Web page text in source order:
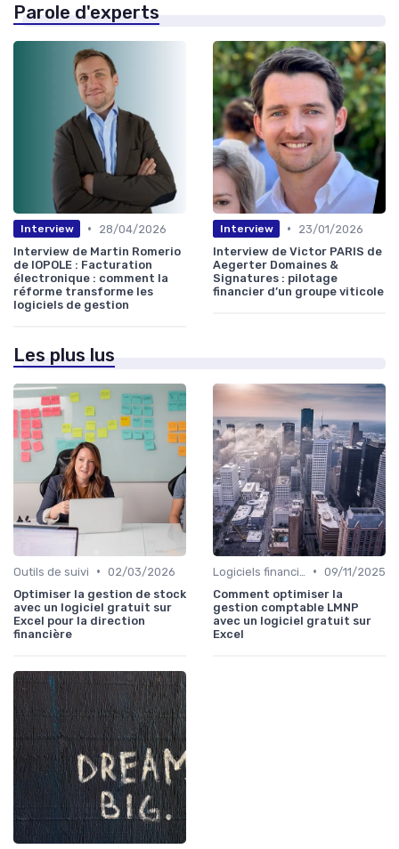
Parole d'experts
Interview •
28/04/2026
Interview de Martin Romerio
de IOPOLE : Facturation
électronique : comment la
réforme transforme les
logiciels de gestion
Interview •
23/01/2026
Interview de Victor PARIS de
Aegerter Domaines &
Signatures : pilotage
financier d’un groupe viticole
Les plus lus
Outils de suivi • 02/03/2026
Optimiser la gestion de stock
avec un logiciel gratuit sur
Excel pour la direction
financière
• 09/11/2025
Comment optimiser la
gestion comptable LMNP
avec un logiciel gratuit sur
Excel